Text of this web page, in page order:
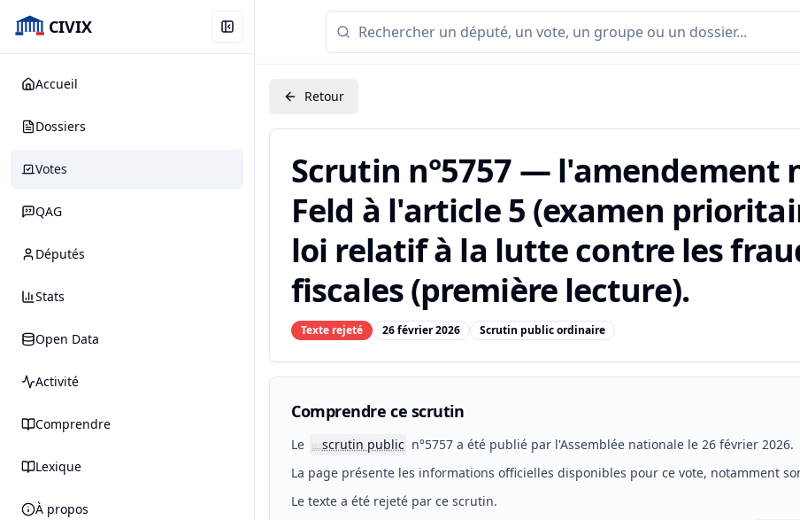
CIVIX
Accueil
Dossiers
Votes
QAG
Députés
Stats
Open Data
Activité
Comprendre
Lexique
À propos
Retour
Scrutin n°5757 — l'amendement
Feld à l'article 5 (examen
loi relatif à la lutte contre les
fiscales (première lecture).
Texte rejeté 26 février 2026 Scrutin public ordinaire
Comprendre ce scrutin
Le 📖scrutin public n°5757 a été publié par l'Assemblée nationale le 26 février 2026.
La page présente les informations officielles disponibles pour ce vote, notamment
Le texte a été rejeté par ce scrutin.